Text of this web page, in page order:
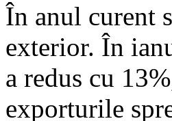
În anul curent
exterior. În
a redus cu
exporturile